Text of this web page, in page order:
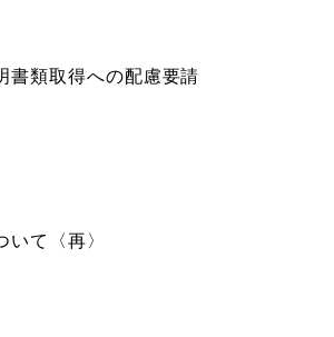
書類取得への配慮要請
て〈再〉